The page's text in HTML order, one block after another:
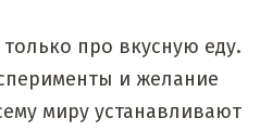
про вкусную еду.
и желание
миру устанавливают